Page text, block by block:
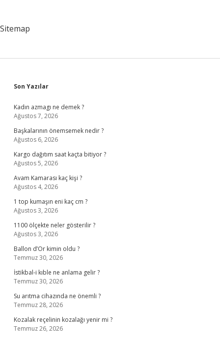
Sitemap
Sidebar
Son Yazılar
Kadın azmagı ne demek ?
Ağustos 7, 2026
Başkalarının önemsemek nedir ?
Ağustos 6, 2026
Kargo dağıtım saat kaçta bitiyor ?
Ağustos 5, 2026
Avam Kamarası kaç kişi ?
Ağustos 4, 2026
1 top kumaşın eni kaç cm ?
Ağustos 3, 2026
1100 ölçekte neler gösterilir ?
Ağustos 3, 2026
Ballon d’Or kimin oldu ?
Temmuz 30, 2026
İstikbal-i kıble ne anlama gelir ?
Temmuz 30, 2026
Su arıtma cihazında ne önemli ?
Temmuz 28, 2026
Kozalak reçelinin kozalağı yenir mi ?
Temmuz 26, 2026